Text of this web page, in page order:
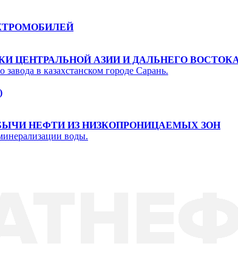
ЦЕНТРАЛЬНОЙ АЗИИ И ДАЛЬНЕГО
в казахстанском городе Сарань.
НЕФТИ ИЗ НИЗКОПРОНИЦАЕМЫХ ЗОН
воды.